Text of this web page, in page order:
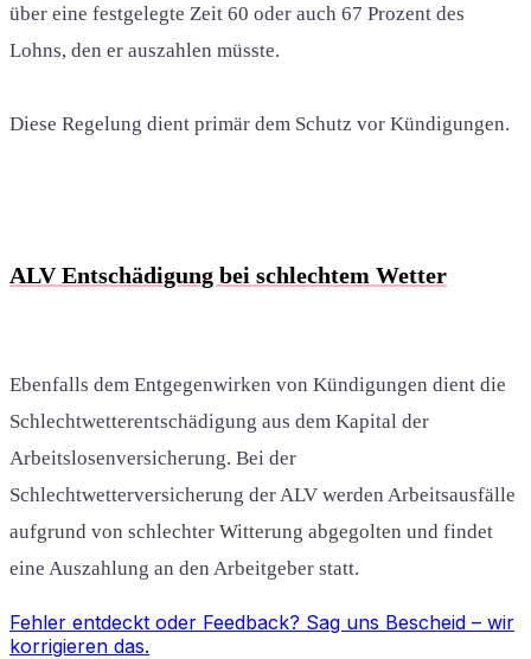
über eine festgelegte Zeit 60 oder auch 67 Prozent des
Lohns, den er auszahlen müsste.
Diese Regelung dient primär dem Schutz vor Kündigungen.
ALV Entschädigung bei schlechtem Wetter
Ebenfalls dem Entgegenwirken von Kündigungen dient die
Schlechtwetterentschädigung aus dem Kapital der
Arbeitslosenversicherung. Bei der
Schlechtwetterversicherung der ALV werden Arbeitsausfälle
aufgrund von schlechter Witterung abgegolten und findet
eine Auszahlung an den Arbeitgeber statt.
Fehler entdeckt oder Feedback? Sag uns Bescheid – wir
korrigieren das.